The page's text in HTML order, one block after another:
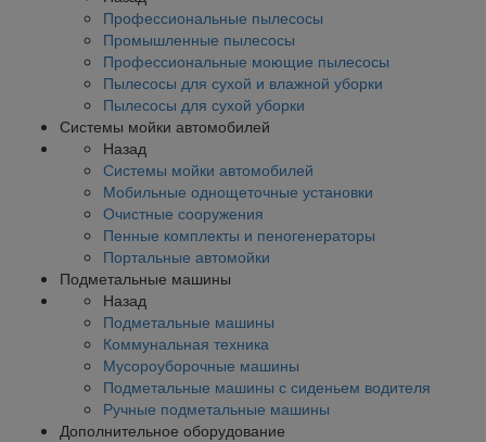
Профессиональные пылесосы
Промышленные пылесосы
Профессиональные моющие пылесосы
Пылесосы для сухой и влажной уборки
Пылесосы для сухой уборки
Системы мойки автомобилей
Назад
Системы мойки автомобилей
Мобильные однощеточные установки
Очистные сооружения
Пенные комплекты и пеногенераторы
Портальные автомойки
Подметальные машины
Назад
Подметальные машины
Коммунальная техника
Мусороуборочные машины
Подметальные машины с сиденьем водителя
Ручные подметальные машины
Дополнительное оборудование